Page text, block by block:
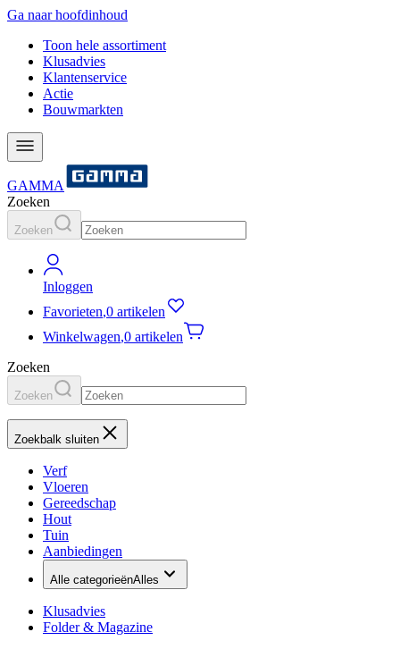
Ga naar hoofdinhoud
Toon hele assortiment
Klusadvies
Klantenservice
Actie
Bouwmarkten
GAMMA
Zoeken
Zoeken
Inloggen
Favorieten,0 artikelen
Winkelwagen,0 artikelen
Zoeken
Zoeken
Zoekbalk sluiten
Verf
Vloeren
Gereedschap
Hout
Tuin
Aanbiedingen
Alle categorieënAlles
Klusadvies
Folder & Magazine